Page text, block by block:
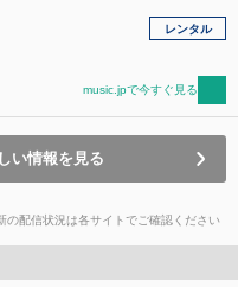
レンタル
music.jpで今すぐ見る
い情報を見る
の配信状況は各サイトでご確認ください